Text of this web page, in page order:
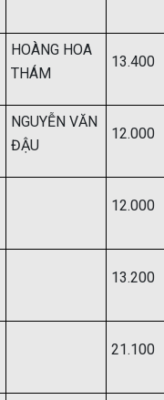
HOÀNG HOA
THÁM
13.400
NGUYỄN VĂN
ĐẬU
12.000
12.000
13.200
21.100